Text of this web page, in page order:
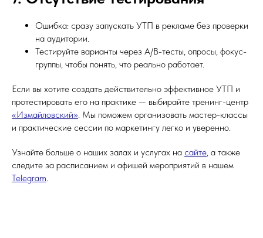
Ошибка: сразу запускать УТП в рекламе без проверки
на аудитории.
Тестируйте варианты через A/B-тесты, опросы, фокус-
группы, чтобы понять, что реально работает.
Если вы хотите создать действительно эффективное УТП и
протестировать его на практике — выбирайте тренинг-центр
«Измайловский». Мы поможем организовать мастер-классы
и практические сессии по маркетингу легко и уверенно.
Узнайте больше о наших залах и услугах на сайте, а также
следите за расписанием и афишей мероприятий в нашем
Telegram.